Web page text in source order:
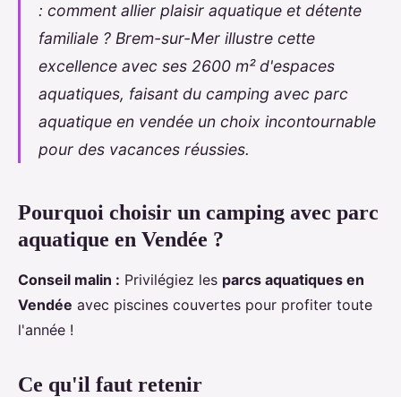
: comment allier plaisir aquatique et détente
familiale ? Brem-sur-Mer illustre cette
excellence avec ses 2600 m² d'espaces
aquatiques, faisant du camping avec parc
aquatique en vendée un choix incontournable
pour des vacances réussies.
Pourquoi choisir un camping avec parc
aquatique en Vendée ?
Conseil malin : Privilégiez les parcs aquatiques en
Vendée avec piscines couvertes pour profiter toute
l'année !
Ce qu'il faut retenir